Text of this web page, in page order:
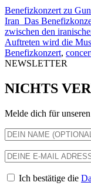
Benefizkonzert zu
Iran Das
zwischen den
Auftreten wird die
Benefizkonzert,
NEWSLETTER
NICHTS
Melde dich für
Ich bestätige die